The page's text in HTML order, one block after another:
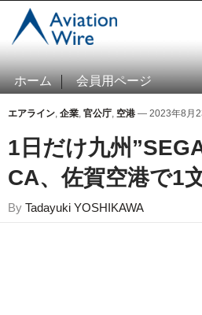
ホーム 会員用ページ
エアライン, 企業, 官公庁, 空港 — 2023年8月
1日だけ九州
CA、佐賀空港で1
By Tadayuki YOSHIKAWA